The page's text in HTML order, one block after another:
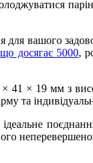
вашого
що досягає 5000,
41 × 19 мм з
та